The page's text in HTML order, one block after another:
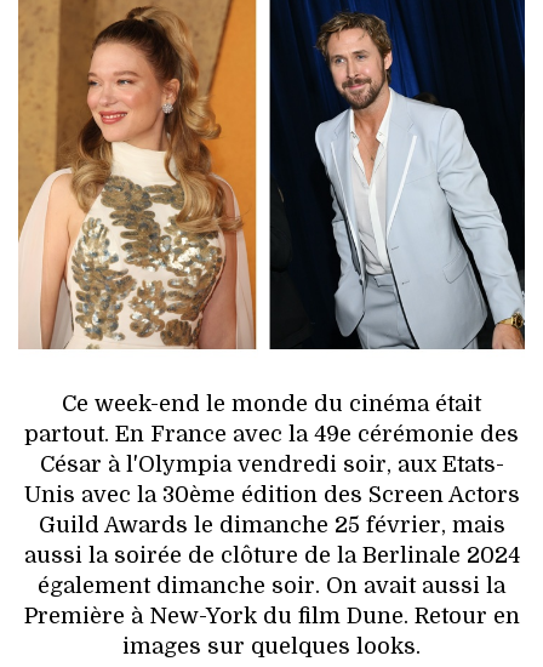
BOUTIQUE
CULTURE
HIGH TECH
MAISON
AUTO
LIEUX TENDANCES
BEAUTÉ
MODE DE RUE
JEUNES CRÉATEURS
HISTOIRE DES MARQUES
DÉCO
Ce week-end le monde du cinéma était
partout. En France avec la 49e cérémonie des
César à l'Olympia vendredi soir, aux Etats-
Unis avec la 30ème édition des Screen Actors
Guild Awards le dimanche 25 février, mais
aussi la soirée de clôture de la Berlinale 2024
également dimanche soir. On avait aussi la
Première à New-York du film Dune. Retour en
images sur quelques looks.